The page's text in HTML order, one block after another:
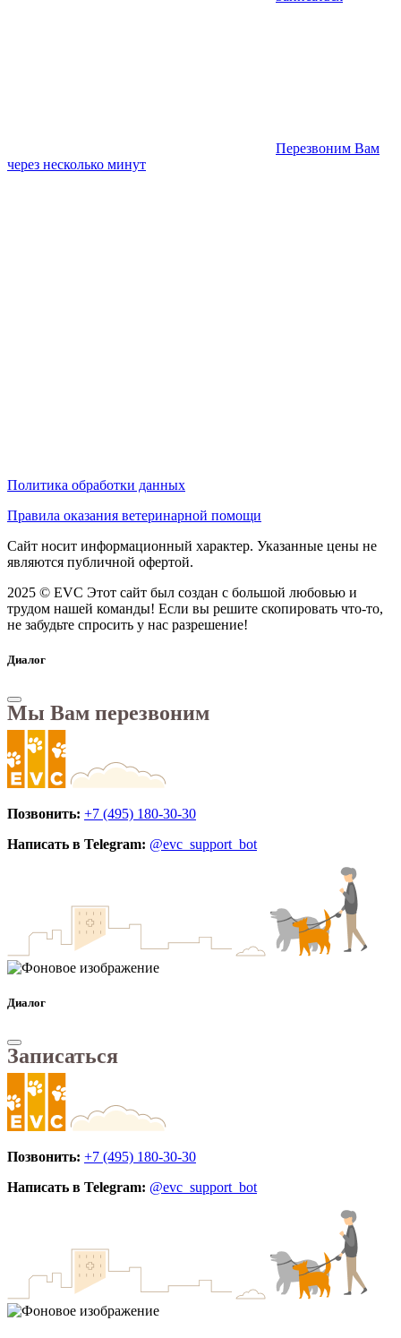
Перезвоним Вам
через несколько минут
Политика обработки данных
Правила оказания ветеринарной помощи
Сайт носит информационный характер. Указанные цены не
являются публичной офертой.
2025 © EVC Этот сайт был создан с большой любовью и
трудом нашей команды! Если вы решите скопировать что-то,
не забудьте спросить у нас разрешение!
Диалог
Мы Вам перезвоним
Позвонить: +7 (495) 180-30-30
Написать в Telegram: @evc_support_bot
Диалог
Записаться
Позвонить: +7 (495) 180-30-30
Написать в Telegram: @evc_support_bot